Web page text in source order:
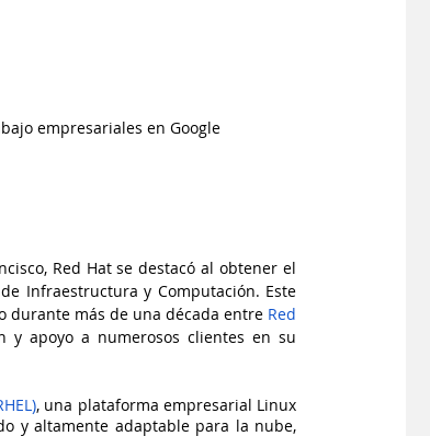
empresariales en Google
Red Hat se destacó al obtener el
Infraestructura y Computación. Este
durante más de una década entre Red
y apoyo a numerosos clientes en su
, una plataforma empresarial Linux
y altamente adaptable para la nube,